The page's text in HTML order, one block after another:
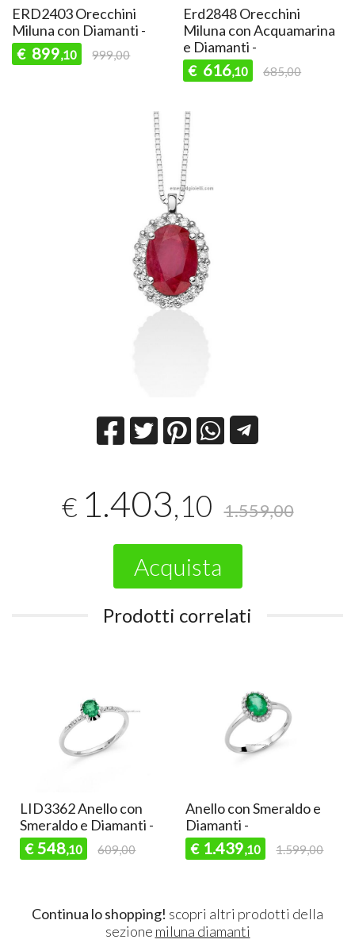
ERD2403 Orecchini
Miluna con Diamanti -
€ 899,10 999,00
Erd2848 Orecchini
Miluna con Acquamarina
e Diamanti -
€ 616,10 685,00
€ 1.403,10 1.559,00
Acquista
Prodotti correlati
LID3362 Anello con
Smeraldo e Diamanti -
€ 548,10 609,00
Anello con Smeraldo e
Diamanti -
€ 1.439,10 1.599,00
Continua lo shopping! scopri altri prodotti della
sezione miluna diamanti